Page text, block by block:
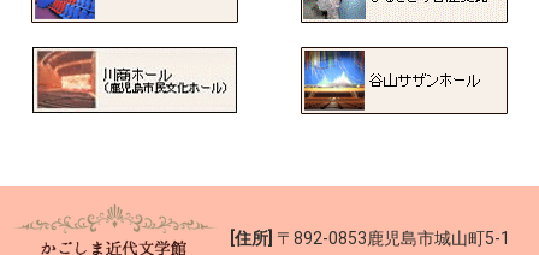
[住所] 〒892-0853鹿児島市城山町5-1